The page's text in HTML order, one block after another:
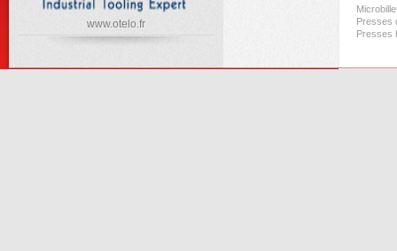
www.otelo.fr
Presses
Presses